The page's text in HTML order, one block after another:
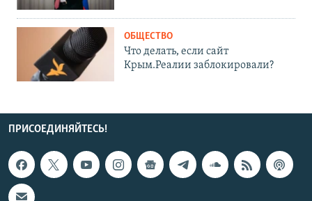
ОБЩЕСТВО
Что делать, если сайт
Крым.Реалии заблокировали?
ПРИСОЕДИНЯЙТЕСЬ!